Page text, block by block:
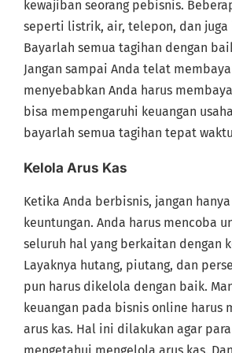
kewajiban seorang pebisnis.
seperti listrik, air, telepon, dan juga
Bayarlah semua tagihan dengan
Jangan sampai Anda telat
menyebabkan Anda harus
bisa mempengaruhi keuangan
bayarlah semua tagihan tepat
Kelola Arus Kas
Ketika Anda berbisnis, jangan
keuntungan. Anda harus mencoba
seluruh hal yang berkaitan dengan
Layaknya hutang, piutang, dan
pun harus dikelola dengan baik.
keuangan pada bisnis online harus
arus kas. Hal ini dilakukan agar